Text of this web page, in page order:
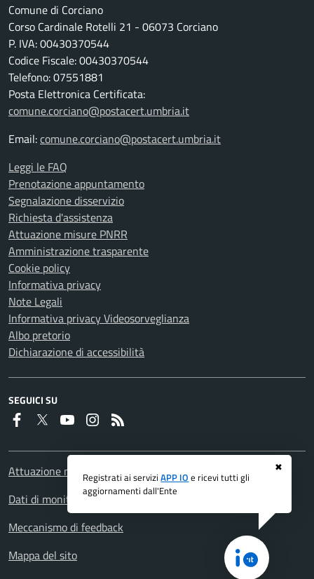
✖
Registrati ai serviziAPP IO e ricevi tutti gli
aggiornamenti dall'Ente
Comune di Corciano
Corso Cardinale Rotelli 21 - 06073 Corciano
P. IVA: 00430370544
Codice Fiscale: 00430370544
Telefono: 07551881
Posta Elettronica Certificata:
comune.corciano@postacert.umbria.it
Email:comune.corciano@postacert.umbria.it
Leggi le FAQ
Prenotazione appuntamento
Segnalazione disservizio
Richiesta d'assistenza
Attuazione misure PNRR
Amministrazione trasparente
Cookie policy
Informativa privacy
Note Legali
Informativa privacy Videosorveglianza
Albo pretorio
Dichiarazione di accessibilità
SEGUICI SU
Faceboook
Twitter YoutubeInstagram
Attuazione misure PNRR
Dati di monitoraggio
Meccanismo di feedback
Mappa del sito